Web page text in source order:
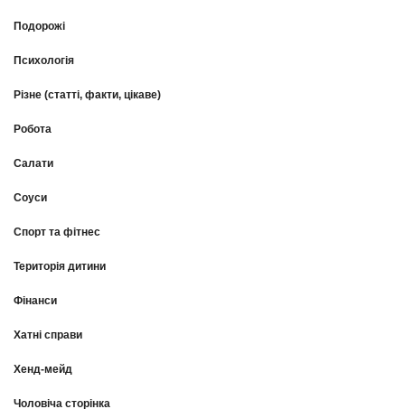
Подорожі
Психологія
Різне (статті, факти, цікаве)
Робота
Салати
Соуси
Спорт та фітнес
Територія дитини
Фінанси
Хатні справи
Хенд-мейд
Чоловіча сторінка